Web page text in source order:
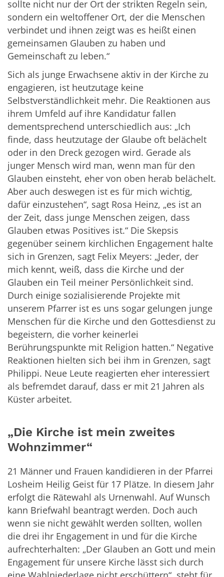
sollte nicht nur der Ort der strikten Regeln sein,
sondern ein weltoffener Ort, der die Menschen
verbindet und ihnen zeigt was es heißt einen
gemeinsamen Glauben zu haben und
Gemeinschaft zu leben.“
Sich als junge Erwachsene aktiv in der Kirche zu
engagieren, ist heutzutage keine
Selbstverständlichkeit mehr. Die Reaktionen aus
ihrem Umfeld auf ihre Kandidatur fallen
dementsprechend unterschiedlich aus: „Ich
finde, dass heutzutage der Glaube oft belächelt
oder in den Dreck gezogen wird. Gerade als
junger Mensch wird man, wenn man für den
Glauben einsteht, eher von oben herab belächelt.
Aber auch deswegen ist es für mich wichtig,
dafür einzustehen“, sagt Rosa Heinz, „es ist an
der Zeit, dass junge Menschen zeigen, dass
Glauben etwas Positives ist.“ Die Skepsis
gegenüber seinem kirchlichen Engagement halte
sich in Grenzen, sagt Felix Meyers: „Jeder, der
mich kennt, weiß, dass die Kirche und der
Glauben ein Teil meiner Persönlichkeit sind.
Durch einige sozialisierende Projekte mit
unserem Pfarrer ist es uns sogar gelungen junge
Menschen für die Kirche und den Gottesdienst zu
begeistern, die vorher keinerlei
Berührungspunkte mit Religion hatten.“ Negative
Reaktionen hielten sich bei ihm in Grenzen, sagt
Philippi. Neue Leute reagierten eher interessiert
als befremdet darauf, dass er mit 21 Jahren als
Küster arbeitet.
„Die Kirche ist mein zweites
Wohnzimmer“
21 Männer und Frauen kandidieren in der Pfarrei
Losheim Heilig Geist für 17 Plätze. In diesem Jahr
erfolgt die Rätewahl als Urnenwahl. Auf Wunsch
kann Briefwahl beantragt werden. Doch auch
wenn sie nicht gewählt werden sollten, wollen
die drei ihr Engagement in und für die Kirche
aufrechterhalten: „Der Glauben an Gott und mein
Engagement für unsere Kirche lässt sich durch